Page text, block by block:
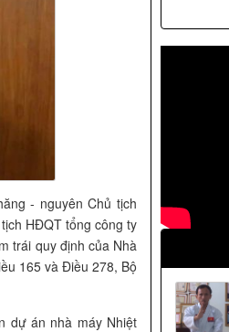
- nguyên Chủ tịch
HĐQT tổng công ty
trái quy định của Nhà
165 và Điều 278, Bộ
dự án nhà máy Nhiệt